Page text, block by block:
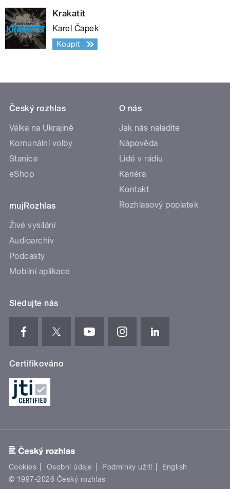
Krakatit
Karel Čapek
Koupit
Český rozhlas
Válka na Ukrajině
Komunální volby
Stanice
eShop
mujRozhlas
Živé vysílání
Audioarchiv
Podcasty
Mobilní aplikace
O nás
Jak nás naladíte
Nápověda
Lidé v rádiu
Kariéra
Kontakt
Rozhlasový poplatek
Sledujte nás
Certifikováno
Cookies Osobní údaje Podmínky užití
English
© 1997-2026 Český rozhlas